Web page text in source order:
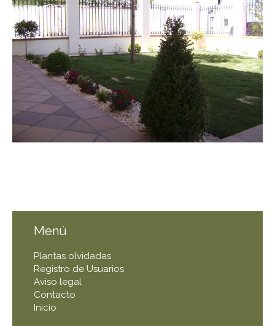
Menú
Plantas olvidadas
Registro de Usuarios
Aviso legal
Contacto
Inicio